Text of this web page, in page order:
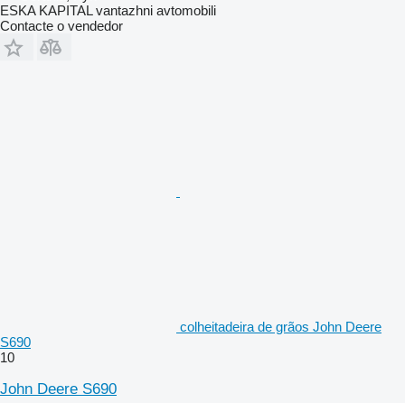
ESKA KAPITAL vantazhni avtomobili
Contacte o vendedor
colheitadeira de grãos John Deere
S690
10
John Deere S690